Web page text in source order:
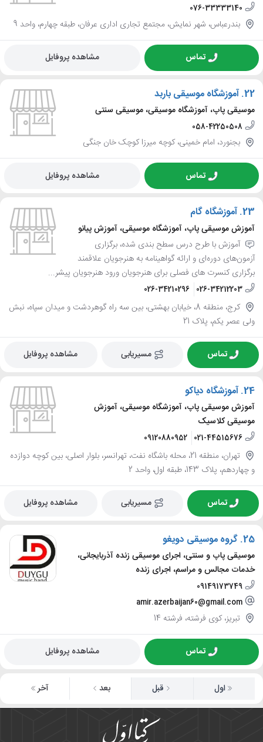
076-33333140
بندرعباس، شهر نمایش، مجتمع تجاری اداری عرفان، طبقه چهارم، واحد 9
تماس مشاهده پروفایل
22. آموزشگاه موسیقی باربد
موسیقی پاپ، آموزشگاه موسیقی، موسیقی سنتی
058-42250508
بجنورد، امام خمینی، کوچه میرزا کوچک خان جنگی
تماس مشاهده پروفایل
23. آموزشگاه گام
آموزش موسیقی پاپ، آموزشگاه موسیقی، آموزش پیانو
آموزش با طرح درس سطح بندی شده، برگزاری
آزمون‌های دوره‌ای و ارائه گواهینامه به هنرجویان علاقمند
برگزاری کنسرت های فصلی برای هنرجویان ورود هنرجویان پیشر...
026-34212203
026-34210296
کرج، منطقه 8، خیابان بهشتی، بین سه راه گوهردشت و میدان سپاه، نبش
ولی عصر یکم، پلاک 21
تماس مسیریابی مشاهده پروفایل
24. آموزشگاه دیاکو
آموزش موسیقی پاپ، آموزشگاه موسیقی، آموزش
موسیقی کلاسیک
021-44515676
09120880952
تهران، منطقه 21، محله باشگاه نفت، تهرانسر، بلوار اصلی، بین کوچه دوازده
و چهاردهم، پلاک 143، طبقه اول، واحد 2
تماس مسیریابی مشاهده پروفایل
25. گروه موسیقی دویغو
موسیقی پاپ و سنتی، اجرای موسیقی زنده آذربایجانی،
خدمات مجالس و مراسم، اجرای زنده
09149173749
amir.azerbaijan60@gmail.com
تبریز، کوی فرشته، فرشته 14
تماس مشاهده پروفایل
اول قبل بعد آخر